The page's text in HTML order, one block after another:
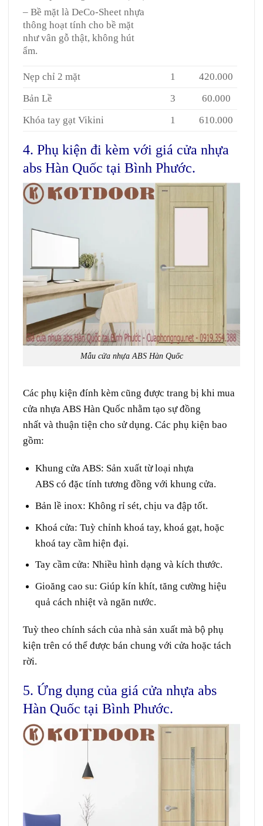
– Bề mặt là DeCo-Sheet nhựa
thông hoạt tính cho bề mặt
như vân gỗ thật, không hút
ẩm.
Nẹp chỉ 2 mặt 1
420.000
Bản Lề
3
60.000
Khóa tay gạt Vikini
1 610.000
4. Phụ kiện đi kèm với giá cửa nhựa
abs Hàn Quốc tại Bình Phước.
Mẫu cửa nhựa ABS Hàn Quốc
Các phụ kiện đính kèm cũng được trang bị khi mua
cửa nhựa ABS Hàn Quốc nhằm tạo sự đồng
nhất và thuận tiện cho sử dụng. Các phụ kiện bao
gồm:
Khung cửa ABS: Sản xuất từ loại nhựa
ABS có đặc tính tương đồng với khung cửa.
Bản lề inox: Không rỉ sét, chịu va đập tốt.
Khoá cửa: Tuỳ chỉnh khoá tay, khoá gạt, hoặc
khoá tay cầm hiện đại.
Tay cầm cửa: Nhiều hình dạng và kích thước.
Gioăng cao su: Giúp kín khít, tăng cường hiệu
quả cách nhiệt và ngăn nước.
Tuỳ theo chính sách của nhà sản xuất mà bộ phụ
kiện trên có thể được bán chung với cửa hoặc tách
rời.
5. Ứng dụng của giá cửa nhựa abs
Hàn Quốc tại Bình Phước.